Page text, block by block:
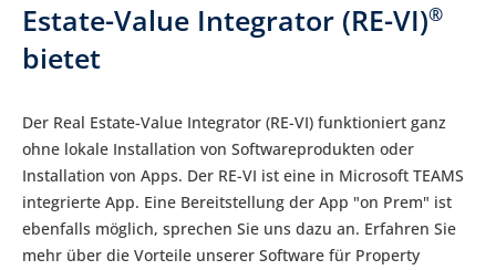
Estate-Value Integrator (RE-VI)®
bietet
Der Real Estate-Value Integrator (RE-VI) funktioniert ganz
ohne lokale Installation von Softwareprodukten oder
Installation von Apps. Der RE-VI ist eine in Microsoft TEAMS
integrierte App. Eine Bereitstellung der App "on Prem" ist
ebenfalls möglich, sprechen Sie uns dazu an. Erfahren Sie
mehr über die Vorteile unserer Software für Property